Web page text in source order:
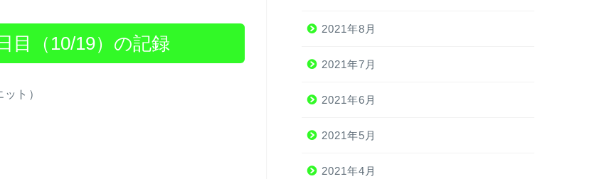
目（10/19）の記録
ト）
2021年8月
2021年7月
2021年6月
2021年5月
2021年4月